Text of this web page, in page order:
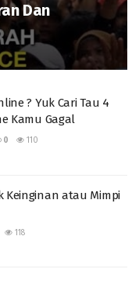
Dan
? Yuk Cari Tau 4
Kamu Gagal
0 110
Keinginan atau Mimpi
118